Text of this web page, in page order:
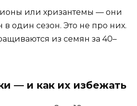
или хризантемы — они
в один сезон. Это не про них.
из семян за 40–
— и как их избежать